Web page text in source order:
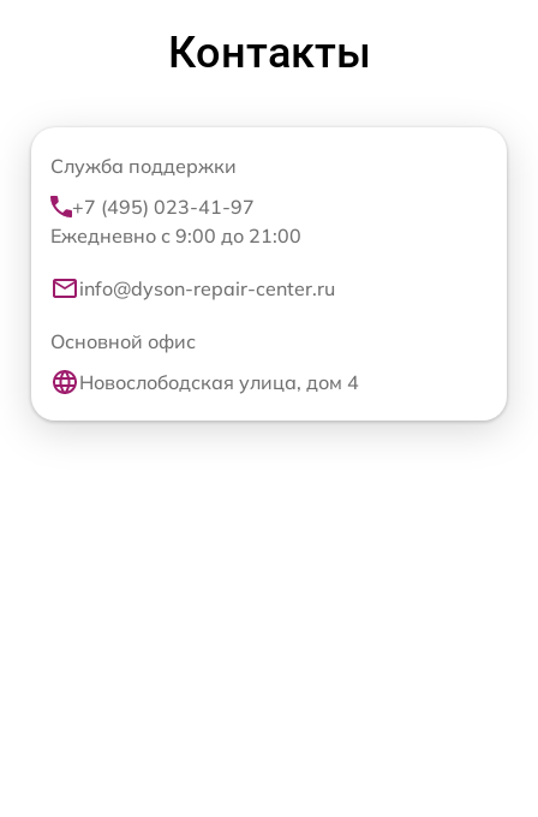
Контакты
Служба поддержки
+7 (495) 023-41-97
Ежедневно с 9:00 до 21:00
info@dyson-repair-center.ru
Основной офис
Новослободская улица, дом 4